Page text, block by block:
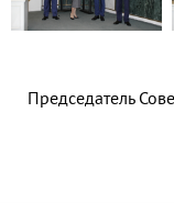
Председатель